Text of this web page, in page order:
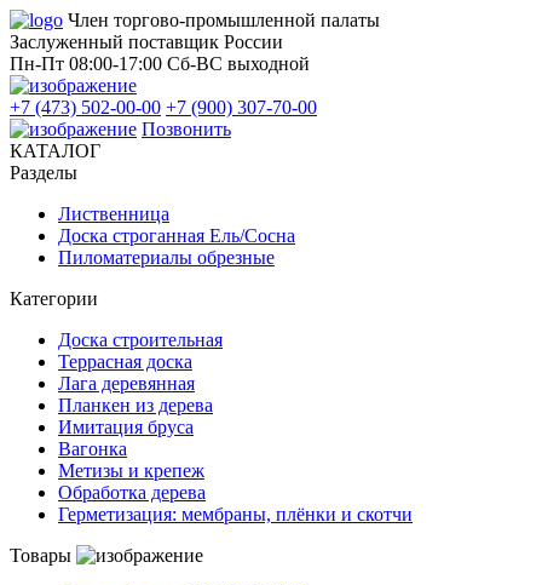
Член торгово-промышленной палаты
Заслуженный поставщик России
Пн-Пт 08:00-17:00 Сб-ВС выходной
+7 (473) 502-00-00 +7 (900) 307-70-00
Позвонить
КАТАЛОГ
Разделы
Лиственница
Доска строганная Ель/Сосна
Пиломатериалы обрезные
Категории
Доска строительная
Террасная доска
Лага деревянная
Планкен из дерева
Имитация бруса
Вагонка
Метизы и крепеж
Обработка дерева
Герметизация: мембраны, плёнки и скотчи
Товары